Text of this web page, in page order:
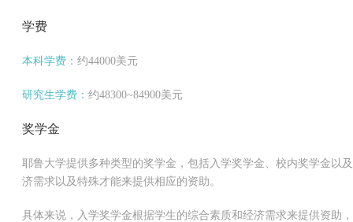
学费
本科学费： 约44000美元
研究生学费： 约48300~84900美元
奖学金
耶鲁大学提供多种类型的奖学金，包括入学奖学金、校内奖学金以
济需求以及特殊才能来提供相应的资助。
具体来说，入学奖学金根据学生的综合素质和经济需求来提供资助